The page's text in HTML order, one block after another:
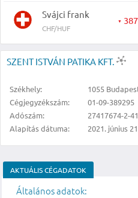
Svájci frank
CHF/HUF
▼
SZENT ISTVÁN PATIKA KFT.
Székhely:
1055
Cégjegyzékszám:
01-09-389295
Adószám:
27417674-2-41
Alapítás dátuma:
2021. június
AKTUÁLIS CÉGADATOK
Általános adatok: